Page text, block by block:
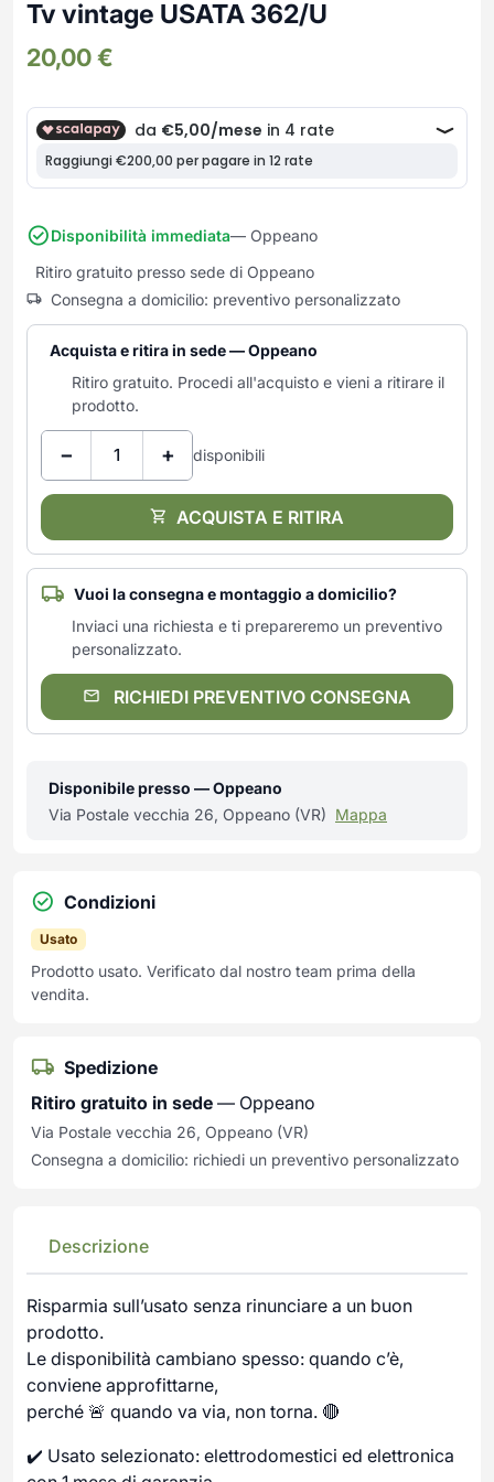
Frullatori
Grattugie elettriche
Macchine caffe e capsule
Robot Da Cucina
Sbattitori
Spremiagrumi e Centrifughe
Tostapane
Tritacarne
Tritaverdure elettrici
Utensili da cucina
Yogurtiere
Lampade da parete
Lampade da tavolo
Mobili Ingresso
Scarpiere
SOGGIORNO
Complementi Soggiorno
Sedie e Sgabelli
Soggiorni e Pareti
Tavoli e Tavolini
UFFICIO
Banconi Reception
Mobili per ufficio
Moduli per ufficio
Poltrone Barber Shop
Tv vintage USATA 362/U
20,00€
Disponibilità immediata— Oppeano
Ritiro gratuito presso sede di Oppeano
Consegna a domicilio: preventivo personalizzato
Acquista e ritira in sede — Oppeano
Ritiro gratuito. Procedi all'acquisto e vieni a ritirare il
prodotto.
− + disponibili
ACQUISTA E RITIRA
Vuoi la consegna e montaggio a domicilio?
Inviaci una richiesta e ti prepareremo un preventivo
personalizzato.
RICHIEDI PREVENTIVO CONSEGNA
Disponibile presso — Oppeano
Via Postale vecchia 26, Oppeano (VR) Mappa
Condizioni
Usato
Prodotto usato. Verificato dal nostro team prima della
vendita.
Spedizione
Ritiro gratuito in sede — Oppeano
Via Postale vecchia 26, Oppeano (VR)
Consegna a domicilio: richiedi un preventivo personalizzato
Descrizione
Risparmia sull’usato senza rinunciare a un buon
prodotto.
Le disponibilità cambiano spesso: quando c’è,
conviene approfittarne,
perché 🚨 quando va via, non torna. 🔴
✔️ Usato selezionato: elettrodomestici ed elettronica